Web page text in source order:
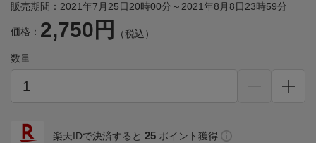
販売期間：2021年7月25日20時00分～2021年8月8日23時59分
価格： 2,750円 （税込）
数量
楽天IDで決済すると 25 ポイント獲得